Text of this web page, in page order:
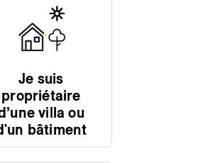
Je suis
propriétaire
villa ou
bâtiment